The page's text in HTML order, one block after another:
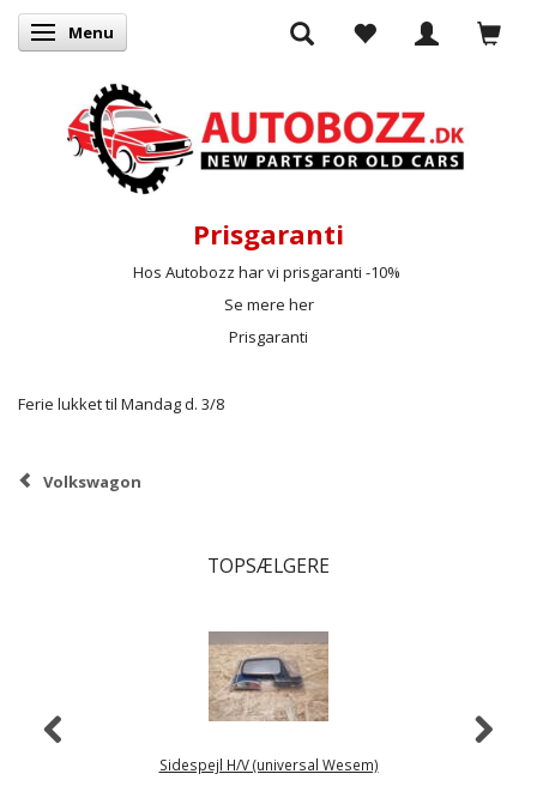
Skifte navigation
Menu
Prisgaranti
Hos Autobozz har vi prisgaranti -10%
Se mere her
Prisgaranti
Ferie lukket til Mandag d. 3/8
Volkswagon
TOPSÆLGERE
Sidespejl H/V (universal Wesem)